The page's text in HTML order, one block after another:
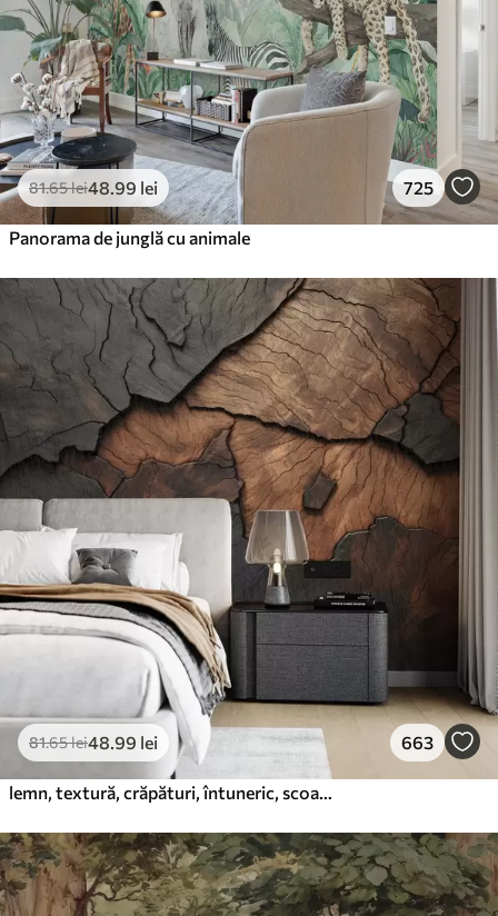
81.65lei48 .99 lei 725
Panorama de junglă cu animale
81.65lei48 .99 lei 663